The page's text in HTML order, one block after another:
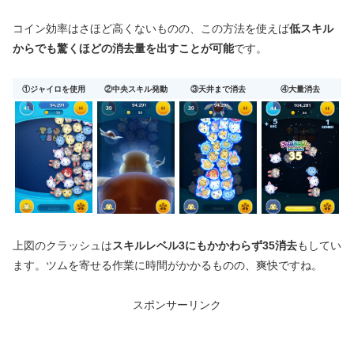
コイン効率はさほど高くないものの、この方法を使えば低スキル
からでも驚くほどの消去量を出すことが可能です。
①ジャイロを使用 ②中央スキル発動 ③天井まで消去 ④大量消去
上図のクラッシュはスキルレベル3にもかかわらず35消去もしてい
ます。ツムを寄せる作業に時間がかかるものの、爽快ですね。
スポンサーリンク